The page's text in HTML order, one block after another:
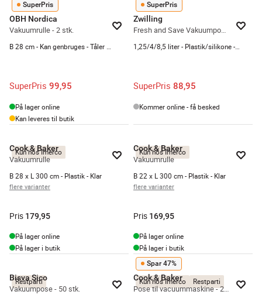
SuperPris
OBH Nordica
Vakuumrulle - 2 stk.
SuperPris 99,95
På lager online
Kan leveres til butik
SuperPris
Zwilling
Fresh and Save Vakuumposesæt - 10 dele
SuperPris 88,95
Kommer online - få besked
Kun hos Imerco
Cook & Baker
Vakuumrulle
B 28 x L 300 cm - Plastik - Klar
flere varianter
Pris 179,95
På lager online
På lager i butik
Kun hos Imerco
Cook & Baker
Vakuumrulle
B 22 x L 300 cm - Plastik - Klar
flere varianter
Pris 169,95
På lager online
På lager i butik
Restparti
Bisva Sico
Vakuumpose - 50 stk.
Kun hos Imerco Restparti
Spar 47%
Cook & Baker
Pose til vacuummaskine - 20 stk.